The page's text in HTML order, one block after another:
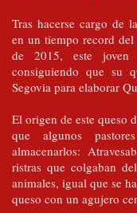
Tras hacerse cargo de
en un tiempo record
de 2015, este joven
consiguiendo que su
Segovia para elaborar
El origen de este queso
que algunos
almacenarlos:
ristras que colgaban
animales, igual que se
queso con un agujero